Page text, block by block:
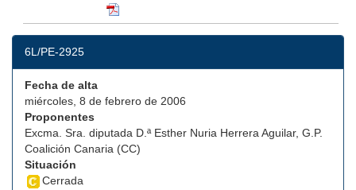
6L/PE-2925
Fecha de alta
miércoles, 8 de febrero de 2006
Proponentes
Excma. Sra. diputada D.ª Esther Nuria Herrera Aguilar, G.P.
Coalición Canaria (CC)
Situación
Cerrada